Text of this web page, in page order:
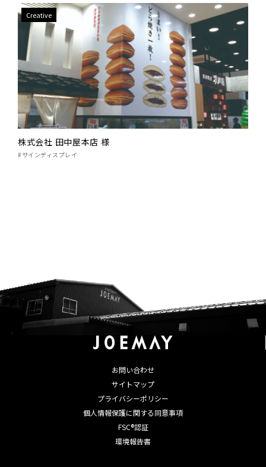
Creative
株式会社 田中屋本店 様
#サインディスプレイ
お問い合わせ
サイトマップ
プライバシーポリシー
個人情報保護に関する同意事項
FSC®認証
環境報告書